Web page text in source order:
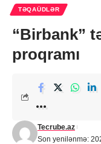
TƏQAÜDLƏR
“Birbank”
proqramı
Son yenilənmə:
Tecrube.az